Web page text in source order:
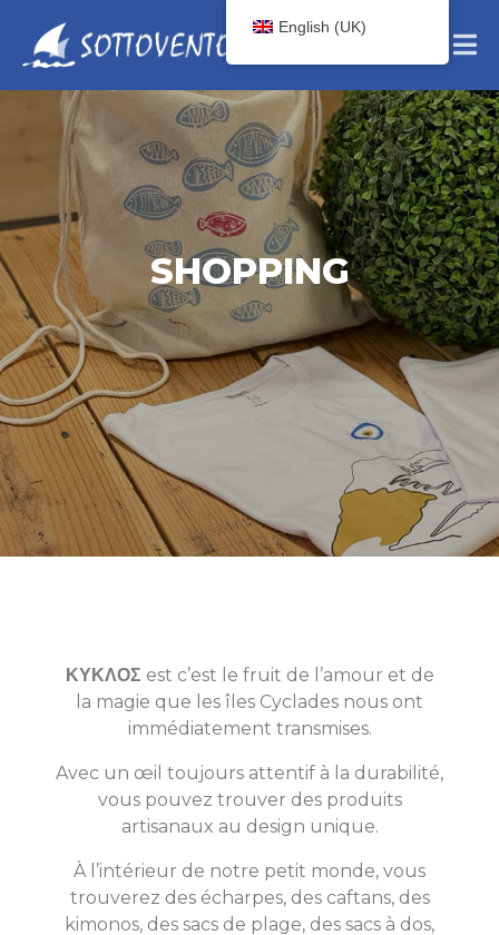
SHOPPING
ΚΥΚΛΟΣ est c’est le fruit de l’amour et de
la magie que les îles Cyclades nous ont
immédiatement transmises.
Avec un œil toujours attentif à la durabilité,
vous pouvez trouver des produits
artisanaux au design unique.
À l’intérieur de notre petit monde, vous
trouverez des écharpes, des caftans, des
kimonos, des sacs de plage, des sacs à dos,
English (UK)